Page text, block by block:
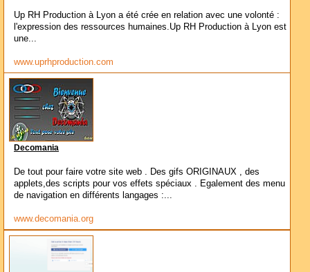
Up RH Production à Lyon a été crée en relation avec une volonté :
l'expression des ressources humaines.Up RH Production à Lyon est
une...
www.uprhproduction.com
Decomania
De tout pour faire votre site web . Des gifs ORIGINAUX , des
applets,des scripts pour vos effets spéciaux . Egalement des menu
de navigation en différents langages :...
www.decomania.org